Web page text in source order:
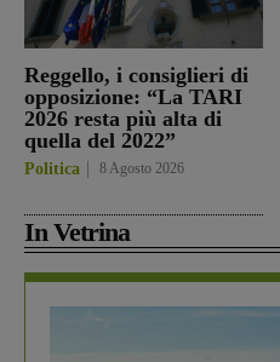
Reggello, i consiglieri di
opposizione: “La TARI
2026 resta più alta di
quella del 2022”
Politica 8 Agosto 2026
In Vetrina